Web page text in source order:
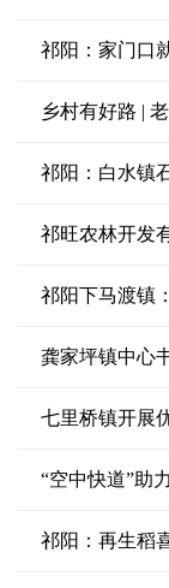
祁阳：家门口
乡村有好路 |
祁阳：白水镇
祁旺农林开发
祁阳下马渡镇
龚家坪镇中心
七里桥镇开展
“空中快道”助
祁阳：再生稻